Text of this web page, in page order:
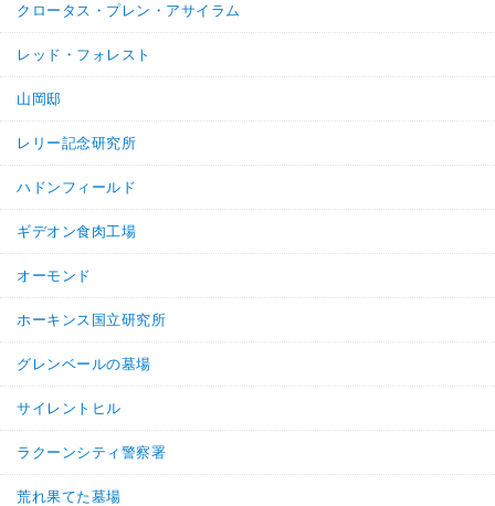
クロータス・プレン・アサイラム
レッド・フォレスト
山岡邸
レリー記念研究所
ハドンフィールド
ギデオン食肉工場
オーモンド
ホーキンス国立研究所
グレンベールの墓場
サイレントヒル
ラクーンシティ警察署
荒れ果てた墓場